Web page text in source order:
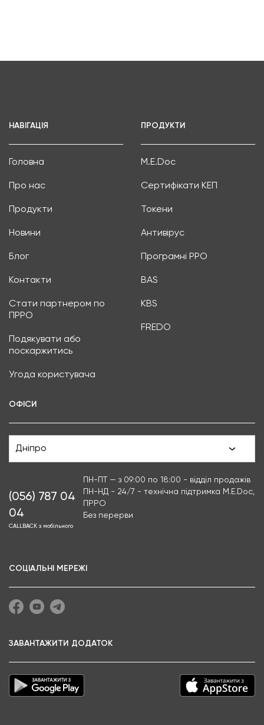
НАВІГАЦІЯ
Головна
Про нас
Продукти
Новини
Блог
Контакти
Стати партнером по
ПРРО
Подякувати або
поскаржитись
Угода користувача
ПРОДУКТИ
M.E.Doc
Сертифікати КЕП
Токени
Антивірус
Програмні РРО
BAS
KBS
FREDO
ОФІСИ
Дніпро
(056) 787 04
04
CALLBACK з мобільного
ПН-ПТ — з 09:00 по 18:00 - відділ продажів
ПН-НД - 24/7 - технічна підтримка M.E.Doc,
ПРРО
Без перерви
СОЦІАЛЬНІ МЕРЕЖІ
ЗАВАНТАЖИТИ ДОДАТОК